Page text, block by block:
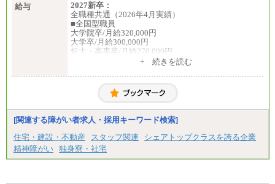
給与
2027新卒：
全職種共通（2026年4月実績）
■全国型職員
大学院卒/月給320,000円
大学卒/月給300,000円
短大・高専卒/月給270,000円
大学院卒/月給256,000円～288,000円
大学卒/月給240,000円～270,000円
短大・高専卒/月給216,000円～243,000円
■特定職員※
大学院卒/月給234,000円～263,000円
大学卒/月給219,000円～246,000円
短大・高専卒/月給197,000円～222,000円
※拠点型職員、特定職員の給与は、生活の拠点が定
+ 続きを読む
[関連する障がい者求人・採用キーワード検索]
住宅・建設・不動産
スタッフ関連
シェアトップクラスを誇る企業
精神障がい 独身寮・社宅